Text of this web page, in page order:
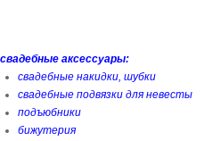
свадебные аксессуары:
свадебные накидки, шубки
свадебные подвязки для невесты
подъюбники
бижутерия